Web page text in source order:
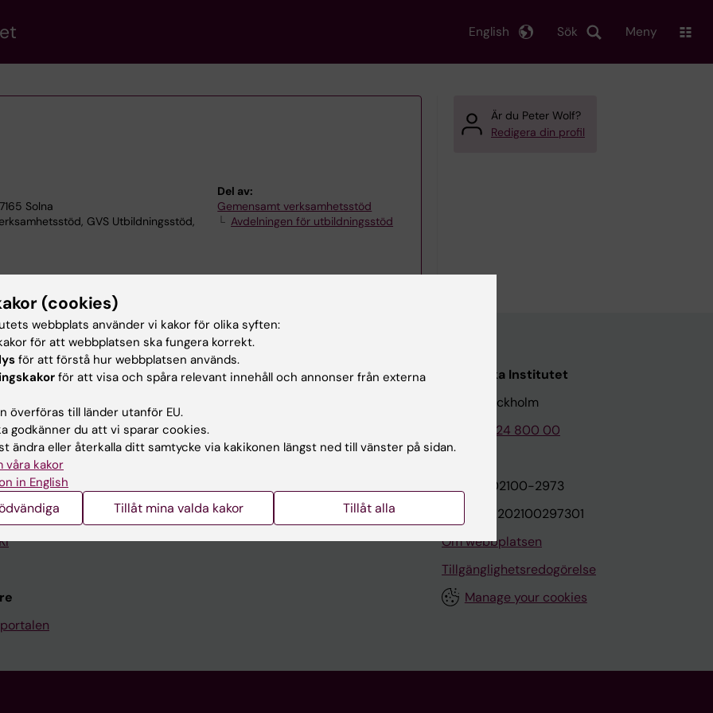
Sök
English Meny
Solna
GVS Utbildningsstöd,
Del av:
Gemensamt verksamhetsstöd
Avdelningen för utbildningsstöd
Är du Peter Wolf?
Redigera din profil
Kontakta och besök KI
Stöd forskning och utbildning
Kontakta presstjänsten
Karolinska Institutet
171 77 Stockholm
Tel: 08-524 800 00
Org.nr: 202100-2973
VAT.nr: SE202100297301
Om webbplatsen
Tillgänglighetsredogörelse
Manage your cookies
(cookies)
webbplats använder vi kakor för olika syften:
för att webbplatsen ska fungera korrekt.
för att förstå hur webbplatsen används.
för att visa och spåra relevant innehåll och annonser från externa
överföras till länder utanför EU.
godkänner du att vi sparar cookies.
ändra eller återkalla ditt samtycke via kakikonen längst ned till vänster på sidan.
våra kakor
in English
Tillåt mina valda kakor Tillåt alla